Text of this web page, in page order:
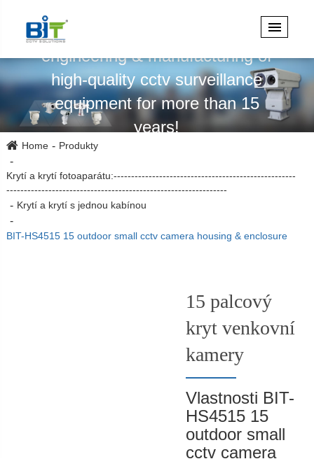
Specializuje se na design,
engineering & manufacturing of
high-quality cctv surveillance
equipment for more than 15
years!
Home Produkty
Krytí a krytí fotoaparátu:----------------------------------------------------
---------------------------------------------------------------
Krytí a krytí s jednou kabínou
BIT-HS4515 15 outdoor small cctv camera housing & enclosure
15 palcový
kryt venkovní
kamery
Vlastnosti BIT-
HS4515 15
outdoor small
cctv camera